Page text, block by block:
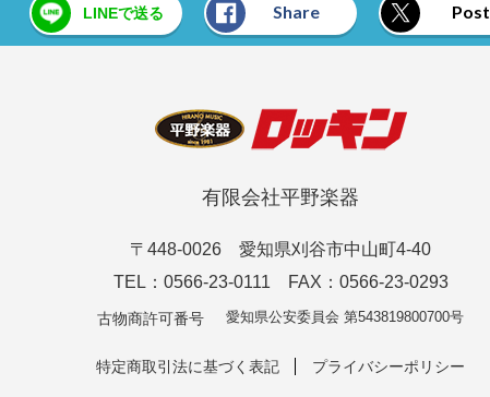
LINEで送る Share Post
有限会社平野楽器
〒448-0026 愛知県刈谷市中山町4-40
TEL：0566-23-0111 FAX：0566-23-0293
古物商許可番号 愛知県公安委員会 第543819800700号
特定商取引法に基づく表記 プライバシーポリシー